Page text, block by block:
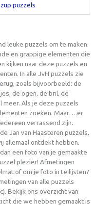
puzzels
leuke puzzels om te maken.
en grappige elementen die
kijken naar deze puzzels en
In alle JvH puzzels zie
zoals bijvoorbeeld: de
de ogen, de bril, de
meer. Als je deze puzzels
zoeken. Maar….er
verrassend zijn.
Jan van Haasteren puzzels,
allemaal ontdekt hebben.
een foto van je gemaakte
plezier! Afmetingen
of om je foto in te lijsten?
van alle puzzels
Bekijk ons overzicht van
die we hebben gemaakt is